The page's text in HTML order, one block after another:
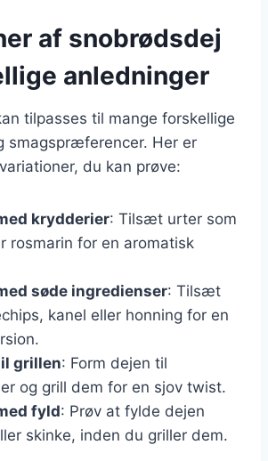
af snobrødsdej
anledninger
tilpasses til mange forskellige
smagspræferencer. Her er
du kan prøve:
krydderier: Tilsæt urter som
rosmarin for en aromatisk
søde ingredienser: Tilsæt
kanel eller honning for en
grillen: Form dejen til
og grill dem for en sjov twist.
fyld: Prøv at fylde dejen
skinke, inden du griller dem.